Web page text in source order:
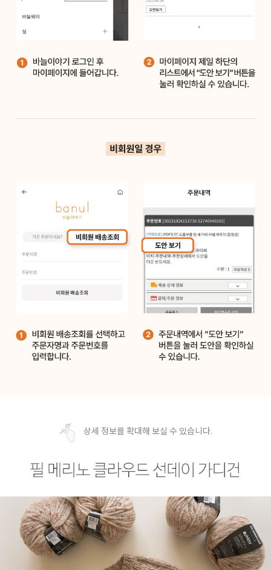
상세 정보를 확대해 보실 수 있습니다.